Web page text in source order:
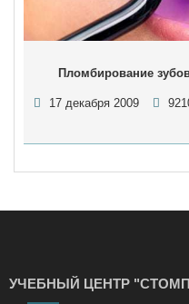
Пломбирование
17 декабря 2009
УЧЕБНЫЙ ЦЕНТР